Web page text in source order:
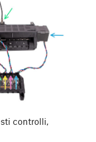
controlli,